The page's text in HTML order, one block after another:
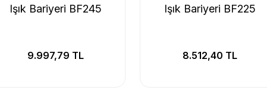
Işık Bariyeri BF245
9.997,79 TL
Işık Bariyeri BF225
8.512,40 TL